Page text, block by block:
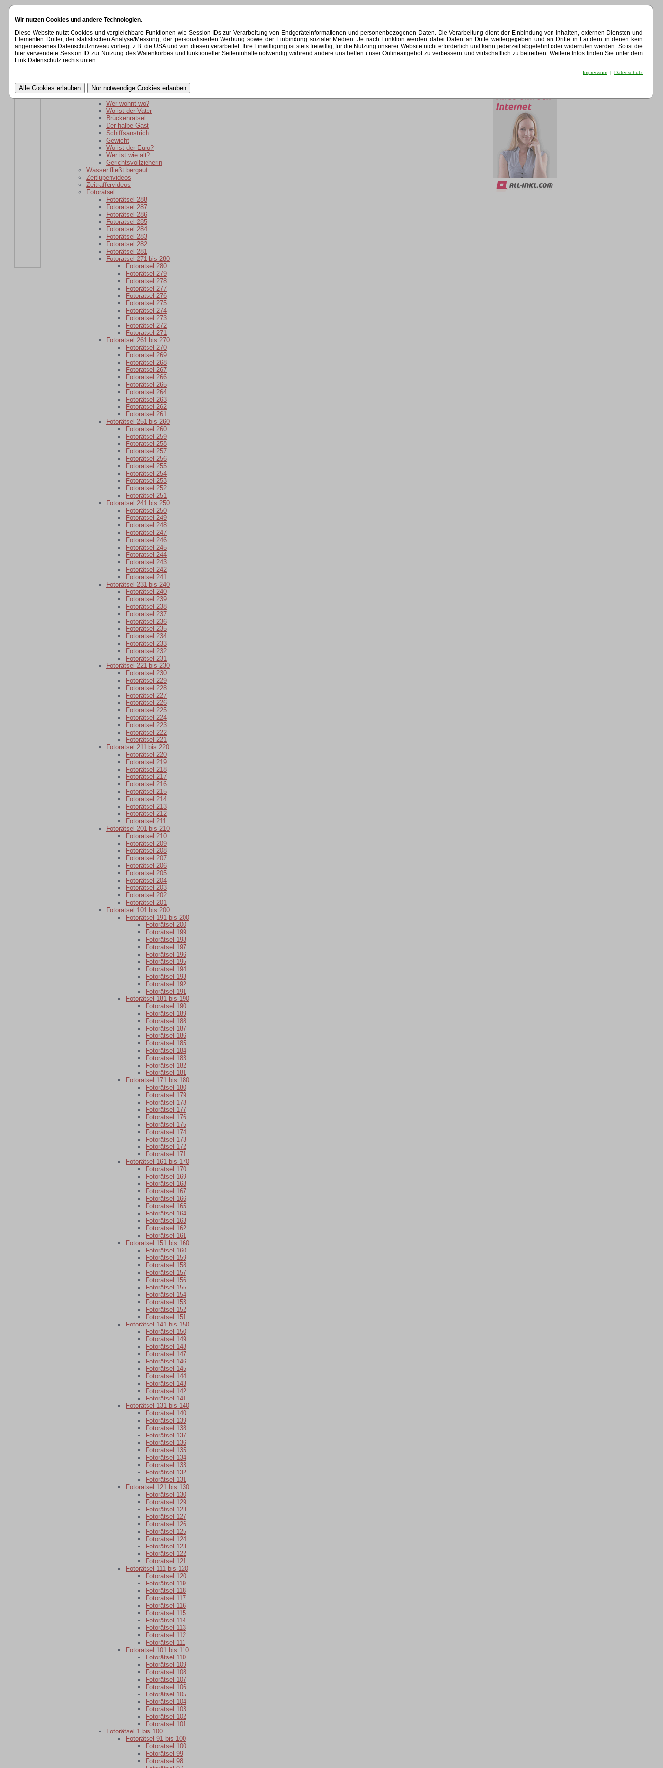
Wir nutzen Cookies und andere Technologien.
Diese Website nutzt Cookies und vergleichbare Funktionen wie Session IDs zur Verarbeitung von Endgeräteinformationen und personenbezogenen Daten. Die Verarbeitung dient der Einbindung von Inhalten, externen Diensten und
Elementen Dritter, der statistischen Analyse/Messung, der personalisierten Werbung sowie der Einbindung sozialer Medien. Je nach Funktion werden dabei Daten an Dritte weitergegeben und an Dritte in Ländern in denen kein
angemessenes Datenschutzniveau vorliegt z.B. die USA und von diesen verarbeitet. Ihre Einwilligung ist stets freiwillig, für die Nutzung unserer Website nicht erforderlich und kann jederzeit abgelehnt oder widerrufen werden. So ist die
hier verwendete Session ID zur Nutzung des Warenkorbes und funktioneller Seiteninhalte notwendig während andere uns helfen unser Onlineangebot zu verbessern und wirtschaftlich zu betreiben. Weitere Infos finden Sie unter dem
Link Datenschutz rechts unten.
Impressum | Datenschutz
Kategorien
Rätsel
Rätsel für daheim gebliebene
Wer ist wie alt?
wer ist weiter weg?
kaputte Sicherung
Kartoffelsackrätsel
Wer wohnt wo?
Wo ist der Vater
Brückenrätsel
Der halbe Gast
Schiffsanstrich
Gewicht
Wo ist der Euro?
Wer ist wie alt?
Gerichtsvollzieherin
Wasser fließt bergauf
Zeitlupenvideos
Zeitraffervideos
Fotorätsel
Fotorätsel 288
Fotorätsel 287
Fotorätsel 286
Fotorätsel 285
Fotorätsel 284
Fotorätsel 283
Fotorätsel 282
Fotorätsel 281
Fotorätsel 271 bis 280
Fotorätsel 280
Fotorätsel 279
Fotorätsel 278
Fotorätsel 277
Fotorätsel 276
Fotorätsel 275
Fotorätsel 274
Fotorätsel 273
Fotorätsel 272
Fotorätsel 271
Fotorätsel 261 bis 270
Fotorätsel 270
Fotorätsel 269
Fotorätsel 268
Fotorätsel 267
Fotorätsel 266
Fotorätsel 265
Fotorätsel 264
Fotorätsel 263
Fotorätsel 262
Fotorätsel 261
Fotorätsel 251 bis 260
Fotorätsel 260
Fotorätsel 259
Fotorätsel 258
Fotorätsel 257
Fotorätsel 256
Fotorätsel 255
Fotorätsel 254
Fotorätsel 253
Fotorätsel 252
Fotorätsel 251
Fotorätsel 241 bis 250
Fotorätsel 250
Fotorätsel 249
Fotorätsel 248
Fotorätsel 247
Fotorätsel 246
Fotorätsel 245
Fotorätsel 244
Fotorätsel 243
Fotorätsel 242
Fotorätsel 241
Fotorätsel 231 bis 240
Fotorätsel 240
Fotorätsel 239
Fotorätsel 238
Fotorätsel 237
Fotorätsel 236
Fotorätsel 235
Fotorätsel 234
Fotorätsel 233
Fotorätsel 232
Fotorätsel 231
Fotorätsel 221 bis 230
Fotorätsel 230
Fotorätsel 229
Fotorätsel 228
Fotorätsel 227
Fotorätsel 226
Fotorätsel 225
Fotorätsel 224
Fotorätsel 223
Fotorätsel 222
Fotorätsel 221
Fotorätsel 211 bis 220
Fotorätsel 220
Fotorätsel 219
Fotorätsel 218
Fotorätsel 217
Fotorätsel 216
Fotorätsel 215
Fotorätsel 214
Fotorätsel 213
Fotorätsel 212
Fotorätsel 211
Fotorätsel 201 bis 210
Fotorätsel 210
Fotorätsel 209
Fotorätsel 208
Fotorätsel 207
Fotorätsel 206
Fotorätsel 205
Fotorätsel 204
Fotorätsel 203
Fotorätsel 202
Fotorätsel 201
Fotorätsel 101 bis 200
Fotorätsel 191 bis 200
Fotorätsel 200
Fotorätsel 199
Fotorätsel 198
Fotorätsel 197
Fotorätsel 196
Fotorätsel 195
Fotorätsel 194
Fotorätsel 193
Fotorätsel 192
Fotorätsel 191
Fotorätsel 181 bis 190
Fotorätsel 190
Fotorätsel 189
Fotorätsel 188
Fotorätsel 187
Fotorätsel 186
Fotorätsel 185
Fotorätsel 184
Fotorätsel 183
Fotorätsel 182
Fotorätsel 181
Fotorätsel 171 bis 180
Fotorätsel 180
Fotorätsel 179
Fotorätsel 178
Fotorätsel 177
Fotorätsel 176
Fotorätsel 175
Fotorätsel 174
Fotorätsel 173
Fotorätsel 172
Fotorätsel 171
Fotorätsel 161 bis 170
Fotorätsel 170
Fotorätsel 169
Fotorätsel 168
Fotorätsel 167
Fotorätsel 166
Fotorätsel 165
Fotorätsel 164
Fotorätsel 163
Fotorätsel 162
Fotorätsel 161
Fotorätsel 151 bis 160
Fotorätsel 160
Fotorätsel 159
Fotorätsel 158
Fotorätsel 157
Fotorätsel 156
Fotorätsel 155
Fotorätsel 154
Fotorätsel 153
Fotorätsel 152
Fotorätsel 151
Fotorätsel 141 bis 150
Fotorätsel 150
Fotorätsel 149
Fotorätsel 148
Fotorätsel 147
Fotorätsel 146
Fotorätsel 145
Fotorätsel 144
Fotorätsel 143
Fotorätsel 142
Fotorätsel 141
Fotorätsel 131 bis 140
Fotorätsel 140
Fotorätsel 139
Fotorätsel 138
Fotorätsel 137
Fotorätsel 136
Fotorätsel 135
Fotorätsel 134
Fotorätsel 133
Fotorätsel 132
Fotorätsel 131
Fotorätsel 121 bis 130
Fotorätsel 130
Fotorätsel 129
Fotorätsel 128
Fotorätsel 127
Fotorätsel 126
Fotorätsel 125
Fotorätsel 124
Fotorätsel 123
Fotorätsel 122
Fotorätsel 121
Fotorätsel 111 bis 120
Fotorätsel 120
Fotorätsel 119
Fotorätsel 118
Fotorätsel 117
Fotorätsel 116
Fotorätsel 115
Fotorätsel 114
Fotorätsel 113
Fotorätsel 112
Fotorätsel 111
Fotorätsel 101 bis 110
Fotorätsel 110
Fotorätsel 109
Fotorätsel 108
Fotorätsel 107
Fotorätsel 106
Fotorätsel 105
Fotorätsel 104
Fotorätsel 103
Fotorätsel 102
Fotorätsel 101
Fotorätsel 1 bis 100
Fotorätsel 91 bis 100
Fotorätsel 100
Fotorätsel 99
Fotorätsel 98